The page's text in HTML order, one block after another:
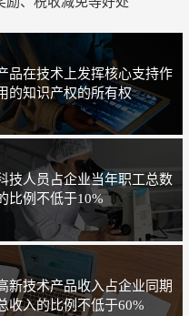
品在技术上发挥核心支持作
的知识产权的所有权
技人员占企业当年职工总数
比例不低于10%
新技术产品收入占企业同期
收入的比例不低于60%